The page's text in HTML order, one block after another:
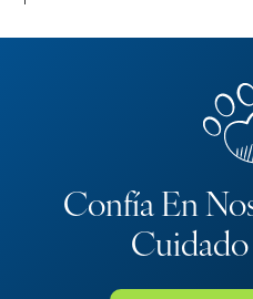
Confía En